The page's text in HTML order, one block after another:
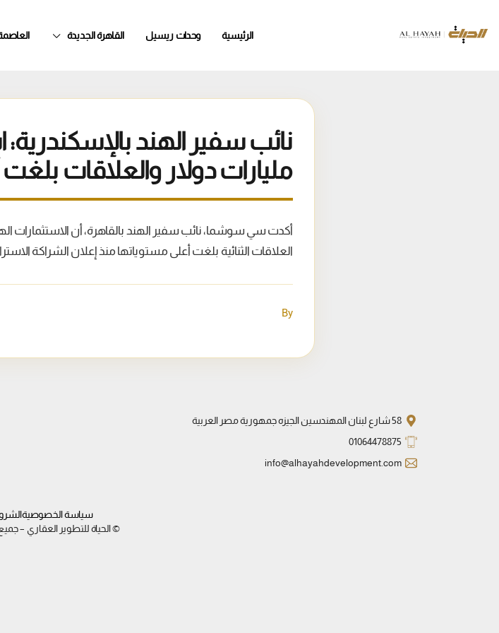
الرئيسية وحدات ريسيل القاهرة الجديدة العاصمة
مليارات دولار والعلاقات
العلاقات الثنائية بلغت أعلى مستوياتها منذ إعلان الشراكة
By
58 شارع لبنان المهندسين الجيزه جمهورية مصر العربية
01064478875
info@alhayahdevelopment.com
سياسة الخصوصية
© الحياة للتطوير العقاري –